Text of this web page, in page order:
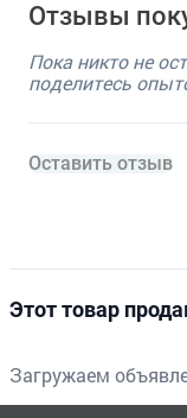
Отзывы
Пока никто не
поделитесь
Оставить отзыв
Этот товар
Загружаем